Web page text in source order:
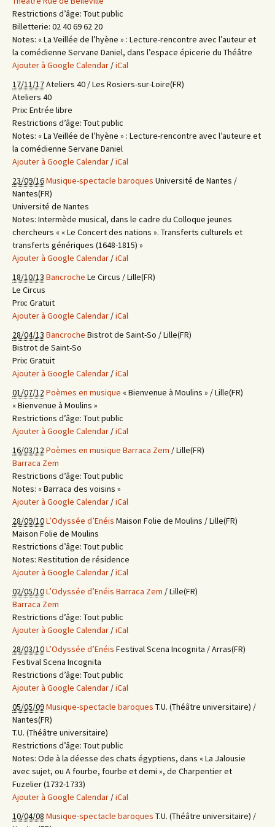
Restrictions d’âge: Tout public
Billetterie: 02 40 69 62 20
Notes: « La Veillée de l’hyène » : Lecture-rencontre avec l’auteur et
la comédienne Servane Daniel, dans l’espace épicerie du Théâtre
Ajouter à Google Calendar /iCal
17/11/17Ateliers 40 / Les Rosiers-sur-Loire(FR)
Ateliers 40
Prix: Entrée libre
Restrictions d’âge: Tout public
Notes: « La Veillée de l’hyène » : Lecture-rencontre avec l’auteure et
la comédienne Servane Daniel
Ajouter à Google Calendar /iCal
23/09/16Musique-spectacle baroques Université de Nantes /
Nantes(FR)
Université de Nantes
Notes: Intermède musical, dans le cadre du Colloque jeunes
chercheurs « « Le Concert des nations ». Transferts culturels et
transferts génériques (1648-1815) »
Ajouter à Google Calendar /iCal
18/10/13 Bancroche Le Circus / Lille(FR)
Le Circus
Prix: Gratuit
Ajouter à Google Calendar /iCal
28/04/13 Bancroche Bistrot de Saint-So / Lille(FR)
Bistrot de Saint-So
Prix: Gratuit
Ajouter à Google Calendar /iCal
01/07/12Poèmes en musique « Bienvenue à Moulins » / Lille(FR)
« Bienvenue à Moulins »
Restrictions d’âge: Tout public
Ajouter à Google Calendar /iCal
16/03/12Poèmes en musique Barraca Zem / Lille(FR)
Barraca Zem
Restrictions d’âge: Tout public
Notes: « Barraca des voisins »
Ajouter à Google Calendar /iCal
28/09/10L’Odyssée d’Enéis Maison Folie de Moulins / Lille(FR)
Maison Folie de Moulins
Restrictions d’âge: Tout public
Notes: Restitution de résidence
Ajouter à Google Calendar /iCal
02/05/10L’Odyssée d’Enéis Barraca Zem / Lille(FR)
Barraca Zem
Restrictions d’âge: Tout public
Ajouter à Google Calendar /iCal
28/03/10L’Odyssée d’Enéis Festival Scena Incognita / Arras(FR)
Festival Scena Incognita
Restrictions d’âge: Tout public
Ajouter à Google Calendar /iCal
05/05/09Musique-spectacle baroques T.U. (Théâtre universitaire) /
Nantes(FR)
T.U. (Théâtre universitaire)
Restrictions d’âge: Tout public
Notes: Ode à la déesse des chats égyptiens, dans « La Jalousie
avec sujet, ou A fourbe, fourbe et demi », de Charpentier et
Fuzelier (1732-1733)
Ajouter à Google Calendar /iCal
10/04/08 Musique-spectacle baroques T.U. (Théâtre universitaire) /